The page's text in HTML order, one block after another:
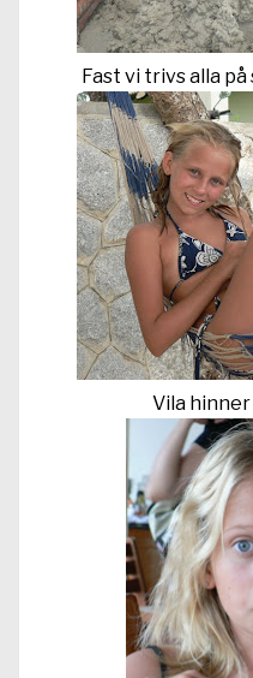
Fast vi trivs alla
Vila hinner